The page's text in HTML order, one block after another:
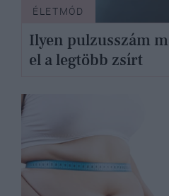
ÉLETMÓD
Ilyen pulzusszám
el a legtöbb zsírt